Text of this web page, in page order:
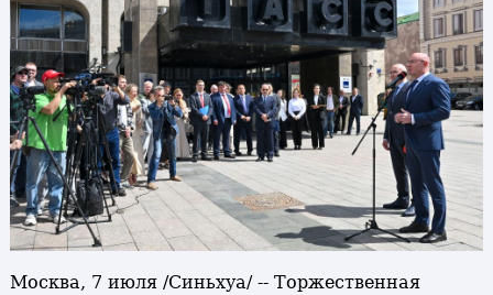
Москва, 7 июля /Синьхуа/ -- Торжественная